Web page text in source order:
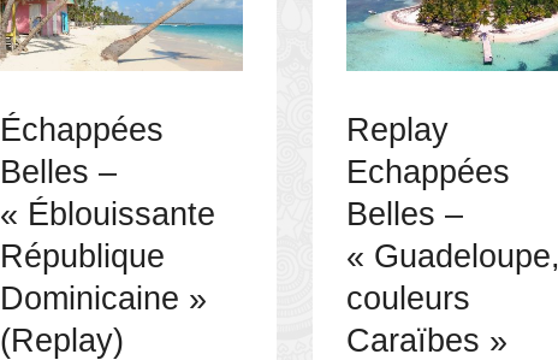
Échappées
Belles –
« Éblouissante
République
Dominicaine »
(Replay)
Replay
Echappées
Belles –
« Guadeloupe,
couleurs
Caraïbes »